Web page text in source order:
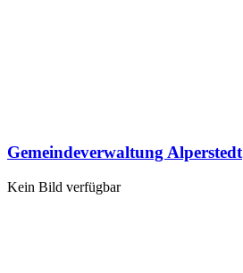
Gemeindeverwaltung Alperstedt
Kein Bild verfügbar